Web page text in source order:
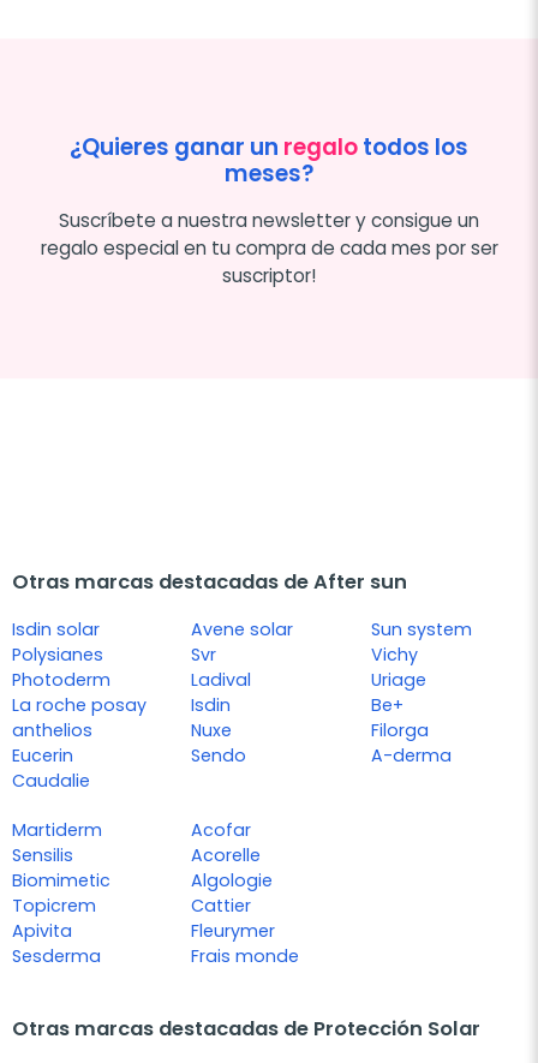
¿Quieres ganar un regalotodos los
meses?
Suscríbete a nuestra newsletter y consigue un
regalo especial en tu compra de cada mes por ser
suscriptor!
Otras marcas destacadas de After sun
Isdin solar
Polysianes
Photoderm
La roche posay
anthelios
Eucerin
Caudalie
Avene solar
Svr
Ladival
Isdin
Nuxe
Sendo
Sun system
Vichy
Uriage
Be+
Filorga
A-derma
Martiderm
Sensilis
Biomimetic
Topicrem
Apivita
Sesderma
Acofar
Acorelle
Algologie
Cattier
Fleurymer
Frais monde
Otras marcas destacadas de Protección Solar